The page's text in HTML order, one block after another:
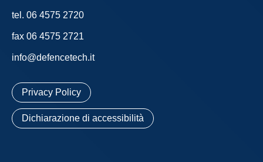
tel. 06 4575 2720
fax 06 4575 2721
info@defencetech.it
Privacy Policy
Dichiarazione di accessibilità